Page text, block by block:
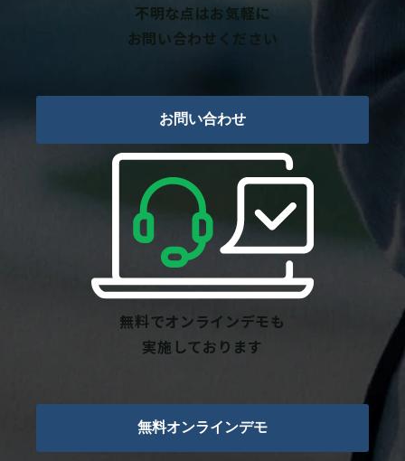
不明な点はお気軽に
お問い合わせください
お問い合わせ
無料でオンラインデモも
実施しております
無料オンラインデモ